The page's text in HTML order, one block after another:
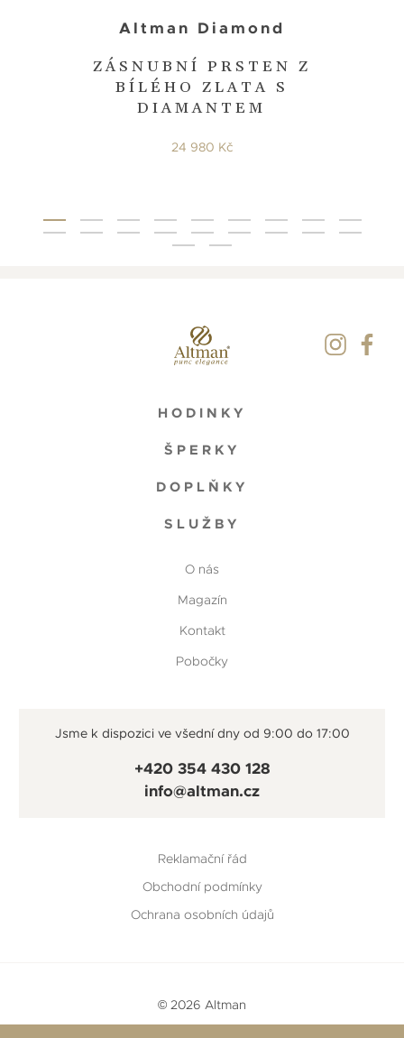
ZÁSNUBNÍ PRSTEN Z
BÍLÉHO ZLATA S
DIAMANTEM
Altman Diamond
24 980 Kč
HODINKY
ŠPERKY
DOPLŇKY
SLUŽBY
O nás
Magazín
Kontakt
Pobočky
Jsme k dispozici ve všední dny od 9:00 do 17:00
+420 354 430 128
info@altman.cz
Reklamační řád
Obchodní podmínky
Ochrana osobních údajů
© 2026 Altman